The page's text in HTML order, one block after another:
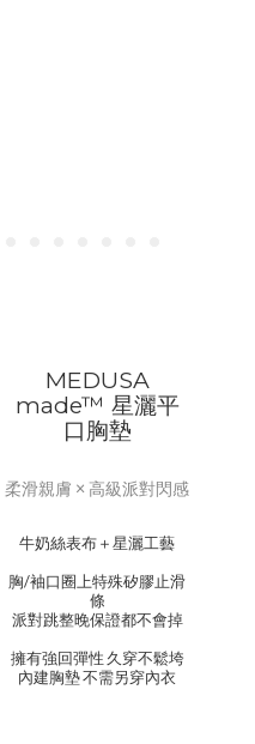
MEDUSA
made™ 星灑平
口胸墊
柔滑親膚 × 高級派對閃感
牛奶絲表布＋星灑工藝
胸/袖口圈上特殊矽膠止滑
條
派對跳整晚保證都不會掉
擁有強回彈性 久穿不鬆垮
內建胸墊 不需另穿內衣